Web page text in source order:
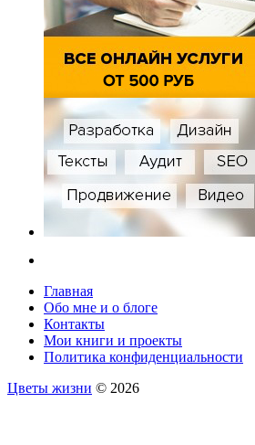
Главная
Обо мне и о блоге
Контакты
Мои книги и проекты
Политика конфиденциальности
Цветы жизни © 2026